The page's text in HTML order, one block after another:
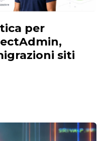
per
siti